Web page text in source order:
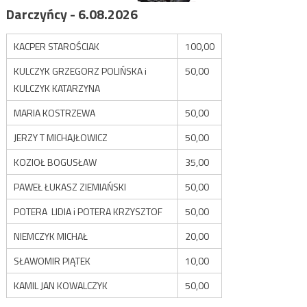
Darczyńcy - 6.08.2026
KACPER STAROŚCIAK
100,00
KULCZYK GRZEGORZ POLIŃSKA i
KULCZYK KATARZYNA
50,00
MARIA KOSTRZEWA
50,00
JERZY T MICHAJŁOWICZ
50,00
KOZIOŁ BOGUSŁAW
35,00
PAWEŁ ŁUKASZ ZIEMIAŃSKI
50,00
POTERA LIDIA i POTERA KRZYSZTOF
50,00
NIEMCZYK MICHAŁ
20,00
SŁAWOMIR PIĄTEK
10,00
KAMIL JAN KOWALCZYK
50,00